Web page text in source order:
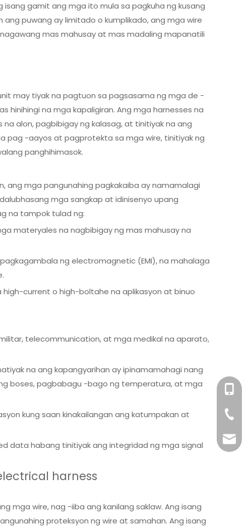
gamit ang mga ito mula sa pagkuha ng kusang
puwang ay limitado o kumplikado, ang mga wire
mas mahusay at mas madaling mapanatili
may tiyak na pagtuon sa pagsasama ng mga de -
na mga kapaligiran. Ang mga harnesses na
alon, pagbibigay ng kalasag, at tinitiyak na ang
pag -aayos at pagprotekta sa mga wire, tinitiyak ng
panghihimasok.
ang mga pangunahing pagkakaiba ay namamalagi
mga sangkap at idinisenyo upang
na tampok tulad ng:
materyales na nagbibigay ng mas mahusay na
ng electromagnetic (EMI), na mahalaga
current o high-boltahe na aplikasyon at binuo
telecommunication, at mga medikal na aparato,
na ang kapangyarihan ay ipinamamahagi nang
boses, pagbabagu -bago ng temperatura, at mga
kung saan kinakailangan ang katumpakan at
data habang tinitiyak ang integridad ng mga signal
harness
mga wire, nag -iiba ang kanilang saklaw. Ang isang
proteksyon ng wire at samahan. Ang isang
+86-
+86-